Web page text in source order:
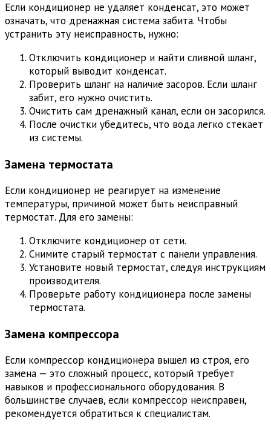
Если кондиционер не удаляет конденсат, это может
означать, что дренажная система забита. Чтобы
устранить эту неисправность, нужно:
Отключить кондиционер и найти сливной шланг,
который выводит конденсат.
Проверить шланг на наличие засоров. Если шланг
забит, его нужно очистить.
Очистить сам дренажный канал, если он засорился.
После очистки убедитесь, что вода легко стекает
из системы.
Замена термостата
Если кондиционер не реагирует на изменение
температуры, причиной может быть неисправный
термостат. Для его замены:
Отключите кондиционер от сети.
Снимите старый термостат с панели управления.
Установите новый термостат, следуя инструкциям
производителя.
Проверьте работу кондиционера после замены
термостата.
Замена компрессора
Если компрессор кондиционера вышел из строя, его
замена — это сложный процесс, который требует
навыков и профессионального оборудования. В
большинстве случаев, если компрессор неисправен,
рекомендуется обратиться к специалистам.